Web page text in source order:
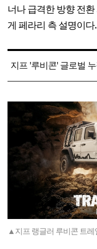
너나 급격한 방향 전
게 페라리 측 설명이다.
지프 '루비콘' 글로벌
▲지프 랭글러 루비콘 트레